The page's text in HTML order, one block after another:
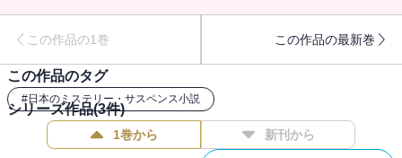
この作品の1巻 この作品の最新巻
この作品のタグ
#日本のミステリー・サスペンス小説
シリーズ作品(3件)
1巻から 新刊から